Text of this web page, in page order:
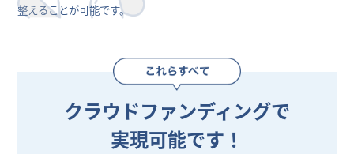
整えることが可能です。
クラウドファンディングで
実現可能です！